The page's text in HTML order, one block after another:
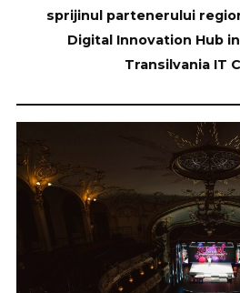
sprijinul partenerului
Digital Innovation Hub
Transilvania IT